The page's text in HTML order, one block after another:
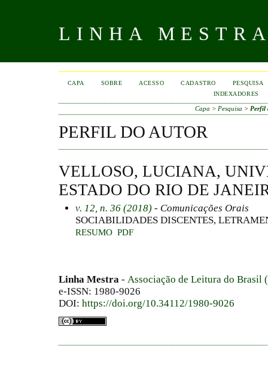
LINHA
CAPA SOBRE ACESSO CADASTRO
PESQUISA
INDEXADORES
Capa > Pesquisa > Perfil
PERFIL DO AUTOR
VELLOSO, LUCIANA,
ESTADO DO RIO DE
v. 12, n. 36 (2018) - Comunicações Orais
SOCIABILIDADES DISCENTES,
RESUMO PDF
Linha Mestra - Associação de Leitura do Brasil
e-ISSN: 1980-9026
DOI: https://doi.org/10.34112/1980-9026